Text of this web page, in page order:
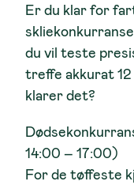
Er du klar for
du vil teste
treffe akkurat 12
klarer det?
14:00 – 17:00)
For de tøffeste